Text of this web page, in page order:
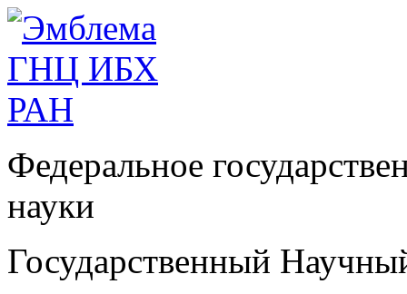
Федеральное
науки
Государственный